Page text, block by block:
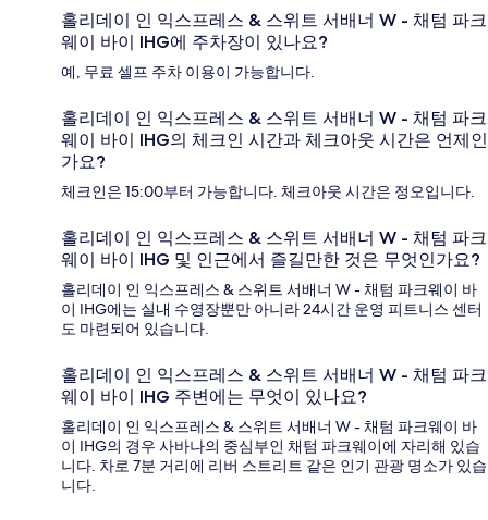
홀리데이 인 익스프레스 & 스위트 서배너 W - 채텀 파크
웨이 바이 IHG에 주차장이 있나요?
예, 무료 셀프 주차 이용이 가능합니다.
홀리데이 인 익스프레스 & 스위트 서배너 W - 채텀 파크
웨이 바이 IHG의 체크인 시간과 체크아웃 시간은 언제인
가요?
체크인은 15:00부터 가능합니다. 체크아웃 시간은 정오입니다.
홀리데이 인 익스프레스 & 스위트 서배너 W - 채텀 파크
웨이 바이 IHG 및 인근에서 즐길만한 것은 무엇인가요?
홀리데이 인 익스프레스 & 스위트 서배너 W - 채텀 파크웨이 바
이 IHG에는 실내 수영장뿐만 아니라 24시간 운영 피트니스 센터
도 마련되어 있습니다.
홀리데이 인 익스프레스 & 스위트 서배너 W - 채텀 파크
웨이 바이 IHG 주변에는 무엇이 있나요?
홀리데이 인 익스프레스 & 스위트 서배너 W - 채텀 파크웨이 바
이 IHG의 경우 사바나의 중심부인 채텀 파크웨이에 자리해 있습
니다. 차로 7분 거리에 리버 스트리트 같은 인기 관광 명소가 있습
니다.